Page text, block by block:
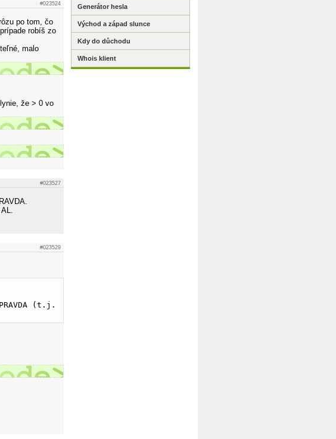
#023524
po tom, čo
robíš zo
malo
že > 0 vo
#023527
#023529
(t.j.
Generátor hesla
Východ a západ slunce
Kdy do důchodu
Whois klient